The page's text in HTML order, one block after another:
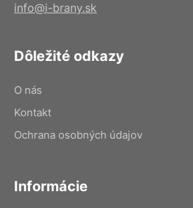
info@i-brany.sk
Dôležité odkazy
O nás
Kontakt
Ochrana osobných údajov
Informácie